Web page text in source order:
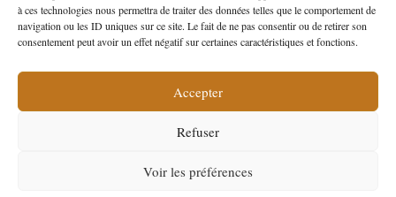
à ces technologies nous permettra de traiter des données telles que le comportement de
navigation ou les ID uniques sur ce site. Le fait de ne pas consentir ou de retirer son
consentement peut avoir un effet négatif sur certaines caractéristiques et fonctions.
Accepter
Refuser
Voir les préférences
Accessibilité
Mon Compte
Contact
Politique de cookies (UE)
A propos de nous